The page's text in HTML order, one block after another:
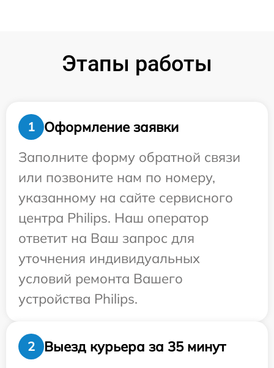
Этапы работы
1
Оформление заявки
Заполните форму обратной связи
или позвоните нам по номеру,
указанному на сайте сервисного
центра Philips. Наш оператор
ответит на Ваш запрос для
уточнения индивидуальных
условий ремонта Вашего
устройства Philips.
2 Выезд курьера за 35 минут